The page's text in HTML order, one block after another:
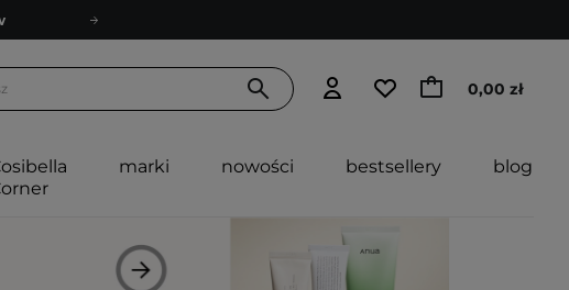
0,00 zł
marki nowości bestsellery blog